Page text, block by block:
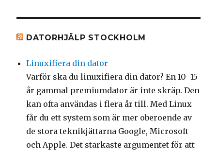
DATORHJÄLP STOCKHOLM
Linuxifiera din dator
Varför ska du linuxifiera din dator? En 10–15
år gammal premiumdator är inte skräp. Den
kan ofta användas i flera år till. Med Linux
får du ett system som är mer oberoende av
de stora teknikjättarna Google, Microsoft
och Apple. Det starkaste argumentet för att